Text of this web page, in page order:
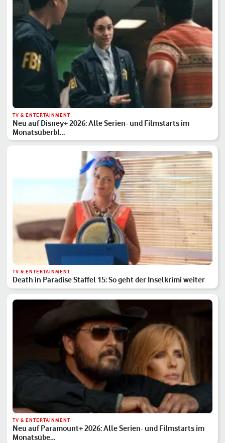
TV & ENTERTAINMENT
Neu auf Disney+ 2026: Alle Serien- und Filmstarts im
Monatsüberbl…
TV & ENTERTAINMENT
Death in Paradise Staffel 15: So geht der Inselkrimi weiter
TV & ENTERTAINMENT
Neu auf Paramount+ 2026: Alle Serien- und Filmstarts im
Monatsübe…